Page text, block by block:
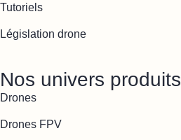
Tutoriels
Législation drone
Nos univers produits
Drones
Drones FPV